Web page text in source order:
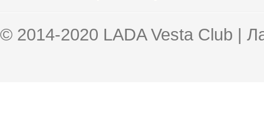
© 2014-2020 LADA Vesta Club |